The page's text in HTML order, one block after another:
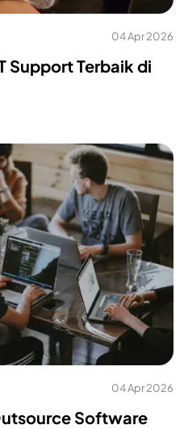
04 Apr 2026
Support Terbaik di
04 Apr 2026
Software